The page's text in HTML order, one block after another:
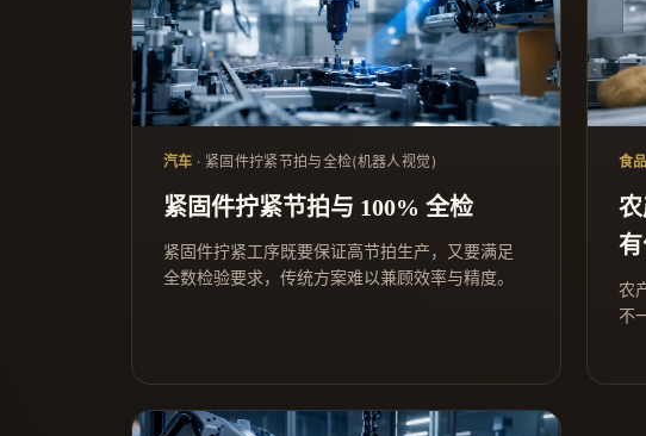
汽车 · 紧固件拧紧节拍与全检(机器人视觉)
紧固件拧紧节拍与 100% 全检
紧固件拧紧工序既要保证高节拍生产，又要满足
全数检验要求，传统方案难以兼顾效率与精度。
食品
农
不